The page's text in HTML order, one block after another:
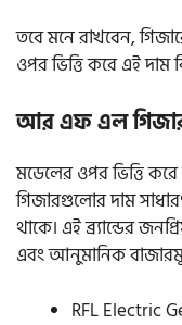
তবে মনে রাখবেন,
ওপর ভিত্তি করে এই দাম
আর এফ এল গিজার
মডেলের ওপর ভিত্তি
গিজারগুলোর দাম
থাকে। এই ব্র্যান্ডের
এবং আনুমানিক
RFL Electric